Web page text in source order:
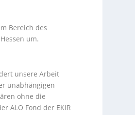
Bereich des
um.
unsere Arbeit
unabhängigen
ohne die
ALO Fond der EKIR